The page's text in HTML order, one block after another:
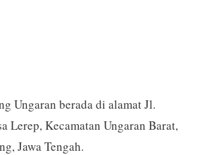
Ungaran berada di alamat Jl.
Lerep, Kecamatan Ungaran Barat,
Jawa Tengah.